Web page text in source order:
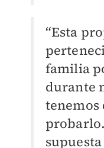
“Esta
familia
durante
tenemos